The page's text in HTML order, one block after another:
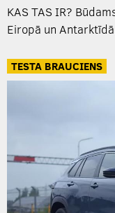
KAS TAS IR?
Eiropā un
TESTA BRAUCIENS